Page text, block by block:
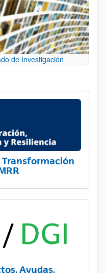
de Investigación
Transformación
Ayudas,